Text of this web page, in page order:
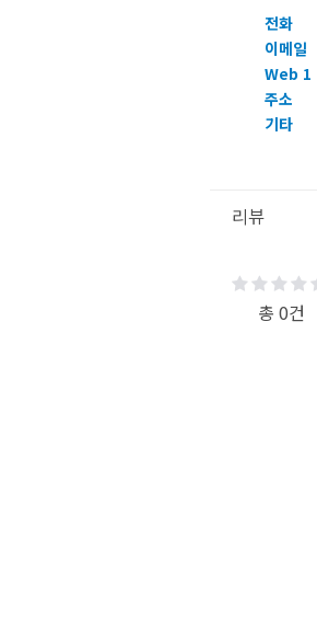
전화
이메일
Web 1
주소
기타
리뷰
총 0건